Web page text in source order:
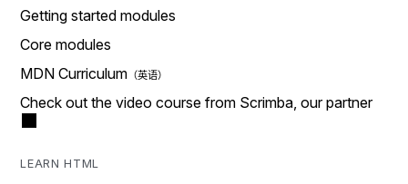
Getting started modules
Core modules
MDN Curriculum
Check out the video course from Scrimba, our partner
LEARN HTML